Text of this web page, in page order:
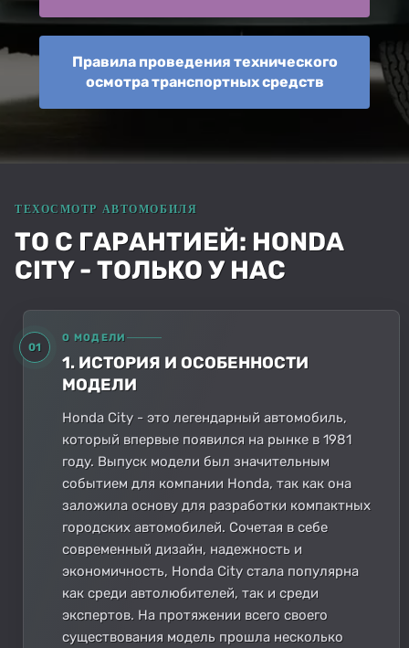
Правила проведения технического
осмотра транспортных средств
ТО С ГАРАНТИЕЙ: HONDA
CITY - ТОЛЬКО У НАС
01
О МОДЕЛИ
1. ИСТОРИЯ И ОСОБЕННОСТИ
МОДЕЛИ
Honda City - это легендарный автомобиль,
который впервые появился на рынке в 1981
году. Выпуск модели был значительным
событием для компании Honda, так как она
заложила основу для разработки компактных
городских автомобилей. Сочетая в себе
современный дизайн, надежность и
экономичность, Honda City стала популярна
как среди автолюбителей, так и среди
экспертов. На протяжении всего своего
существования модель прошла несколько